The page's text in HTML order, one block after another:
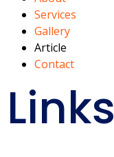
Services
Gallery
Article
Contact
Links